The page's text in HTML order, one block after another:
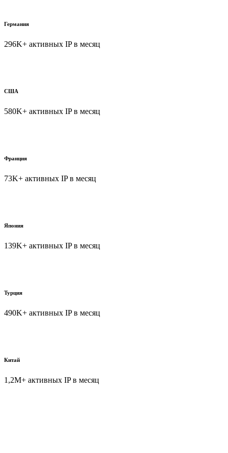
Германия
296K+ активных IP в месяц
США
580K+ активных IP в месяц
Франция
73K+ активных IP в месяц
Япония
139K+ активных IP в месяц
Турция
490K+ активных IP в месяц
Китай
1,2M+ активных IP в месяц